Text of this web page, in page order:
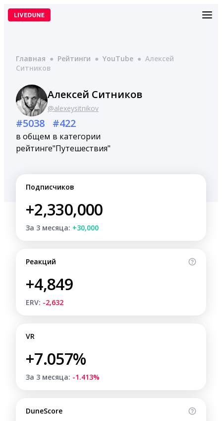
Перейти
Главная ● Рейтинги ● YouTube ● Алексей
Ситников
Алексей Ситников
@alexeysitnikov
#5038
в общем
рейтинге
#422
в категории
"Путешествия"
Подписчиков
+2,330,000
За 3 месяца: +30,000
Реакций
+4,849
ERV: -2,632
VR
+7.057%
За 3 месяца: -1.413%
DuneScore